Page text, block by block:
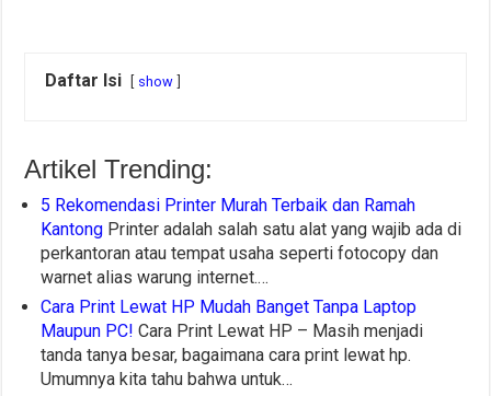
Daftar Isi show
Artikel Trending:
5 Rekomendasi Printer Murah Terbaik dan Ramah
Kantong Printer adalah salah satu alat yang wajib ada di
perkantoran atau tempat usaha seperti fotocopy dan
warnet alias warung internet.…
Cara Print Lewat HP Mudah Banget Tanpa Laptop
Maupun PC! Cara Print Lewat HP – Masih menjadi
tanda tanya besar, bagaimana cara print lewat hp.
Umumnya kita tahu bahwa untuk…